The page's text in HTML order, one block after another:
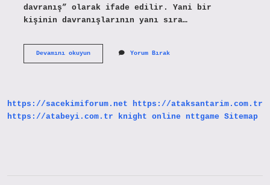
davranış” olarak ifade edilir. Yani bir
kişinin davranışlarının yanı sıra…
Devamını okuyunTasavvufta
Yorum Bırak
https://sacekimiforum.net
https://ataksantarim.com.tr
https://atabeyi.com.tr
knight online nttgame Sitemap